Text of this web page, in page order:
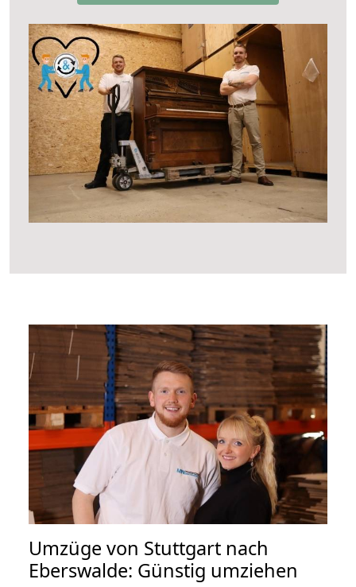
Umzüge von Stuttgart nach
Eberswalde: Günstig umziehen